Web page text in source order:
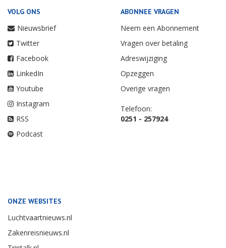
VOLG ONS
Nieuwsbrief
Twitter
Facebook
LinkedIn
Youtube
Instagram
RSS
Podcast
ABONNEE VRAGEN
Neem een Abonnement
Vragen over betaling
Adreswijziging
Opzeggen
Overige vragen
Telefoon:
0251 - 257924
ONZE WEBSITES
Luchtvaartnieuws.nl
Zakenreisnieuws.nl